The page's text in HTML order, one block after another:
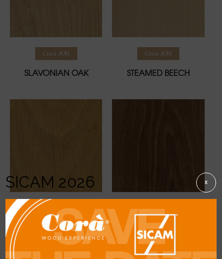
Read more
Corà 木料
SLAVONIAN OAK
Read more
Corà 木料
STEAMED BEECH
Read more
Corà 木料
TATAJUBA
Corà 木料
TEAK BURMA
SICAM 2026 X